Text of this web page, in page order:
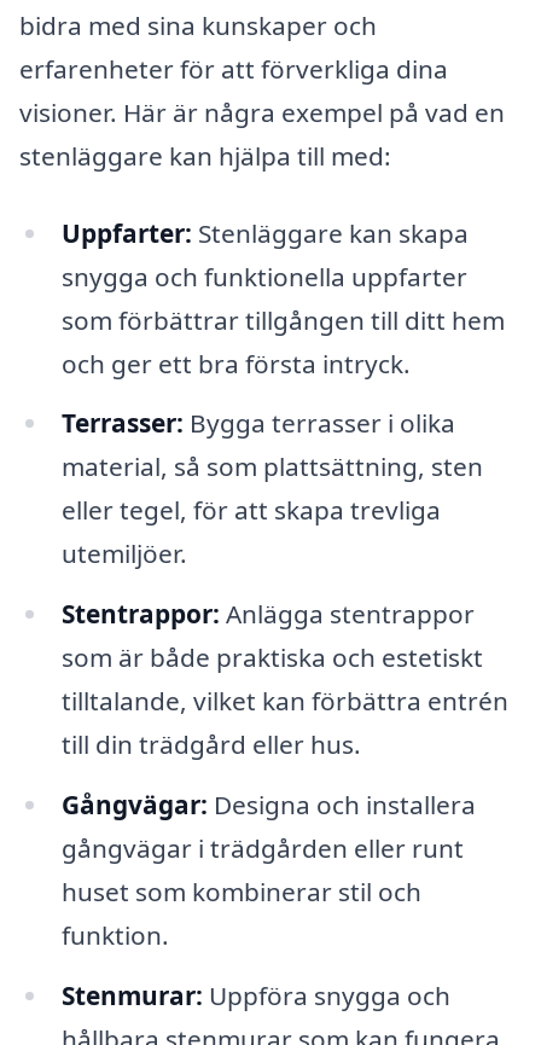
bidra med sina kunskaper och
erfarenheter för att förverkliga dina
visioner. Här är några exempel på vad en
stenläggare kan hjälpa till med:
Uppfarter: Stenläggare kan skapa
snygga och funktionella uppfarter
som förbättrar tillgången till ditt hem
och ger ett bra första intryck.
Terrasser: Bygga terrasser i olika
material, så som plattsättning, sten
eller tegel, för att skapa trevliga
utemiljöer.
Stentrappor: Anlägga stentrappor
som är både praktiska och estetiskt
tilltalande, vilket kan förbättra entrén
till din trädgård eller hus.
Gångvägar: Designa och installera
gångvägar i trädgården eller runt
huset som kombinerar stil och
funktion.
Stenmurar: Uppföra snygga och